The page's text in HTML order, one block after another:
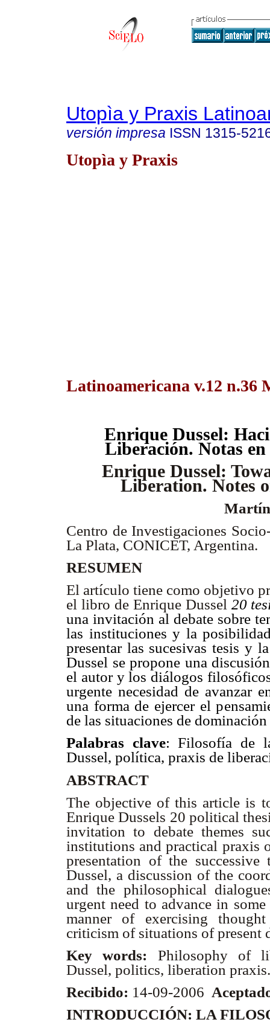
Utopìa y Praxis
versión impresa ISSN 1315-
Utopìa y Praxis
Latinoamericana v.12 n.36
Enrique Dussel:
Liberación. Notas en
Enrique Dussel:
Liberation. Notes
Centro de Investigaciones
La Plata, CONICET, Argentina.
RESUMEN
El artículo tiene como objetivo
el libro de Enrique Dussel 20
una invitación al debate sobre
las instituciones y la
presentar las sucesivas tesis y
Dussel se propone una
el autor y los diálogos
urgente necesidad de avanzar
una forma de ejercer el
de las situaciones de
Palabras clave: Filosofía de
Dussel, política, praxis de
ABSTRACT
The objective of this article is
Enrique Dussels 20 political
invitation to debate themes
institutions and practical praxis
presentation of the
Dussel, a discussion of the
and the philosophical
urgent need to advance in
manner of exercising
criticism of situations of present
Key words: Philosophy of
Dussel, politics, liberation praxis.
Recibido: 14-09-2006
INTRODUCCIÓN: LA